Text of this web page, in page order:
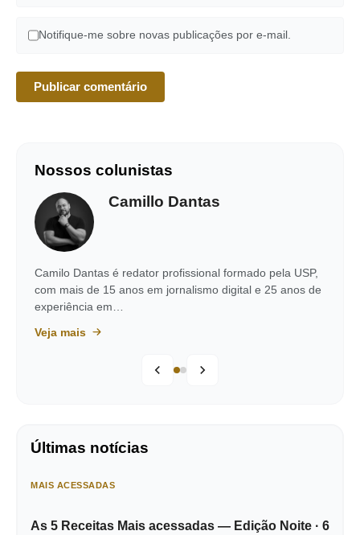
Notifique-me sobre novas publicações por e-mail.
Nossos colunistas
Camillo Dantas
Camilo Dantas é redator profissional formado pela USP,
com mais de 15 anos em jornalismo digital e 25 anos de
experiência em…
Veja mais
Últimas notícias
MAIS ACESSADAS
As 5 Receitas Mais acessadas — Edição Noite · 6